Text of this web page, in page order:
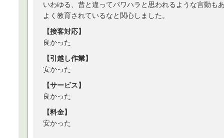
いわゆる、昔と違ってパワハラと思われるような言動も
よく教育されているなと関心しました。
【接客対応】
良かった
【引越し作業】
安かった
【サービス】
良かった
【料金】
安かった